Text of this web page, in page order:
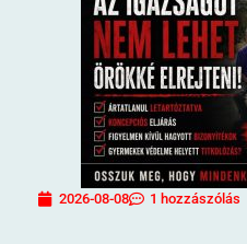
2026-08-08 1 hozzászólás